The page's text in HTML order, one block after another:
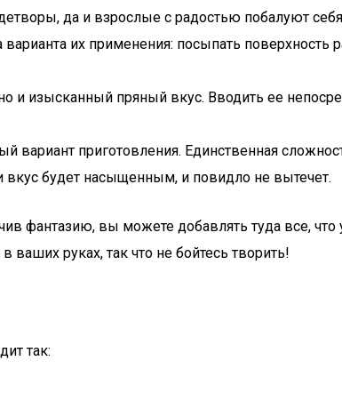
да и взрослые с радостью побалуют
их применения: посыпать поверхность
и изысканный пряный вкус. Вводить ее
вариант приготовления. Единственная
вкус будет насыщенным, и повидло не вытечет.
фантазию, вы можете добавлять туда все,
ваших руках, так что не бойтесь творить!
так: